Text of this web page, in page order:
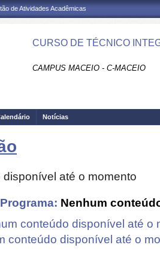
de Atividades Acadêmicas
CURSO DE TÉCNICO
CAMPUS MACEIO - C-MACEIO
Notícias
até o momento
Nenhum
conteúdo disponível até o
conteúdo disponível até o